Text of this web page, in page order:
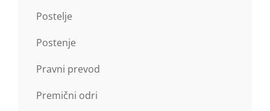
Postelje
Postenje
Pravni prevod
Premični odri